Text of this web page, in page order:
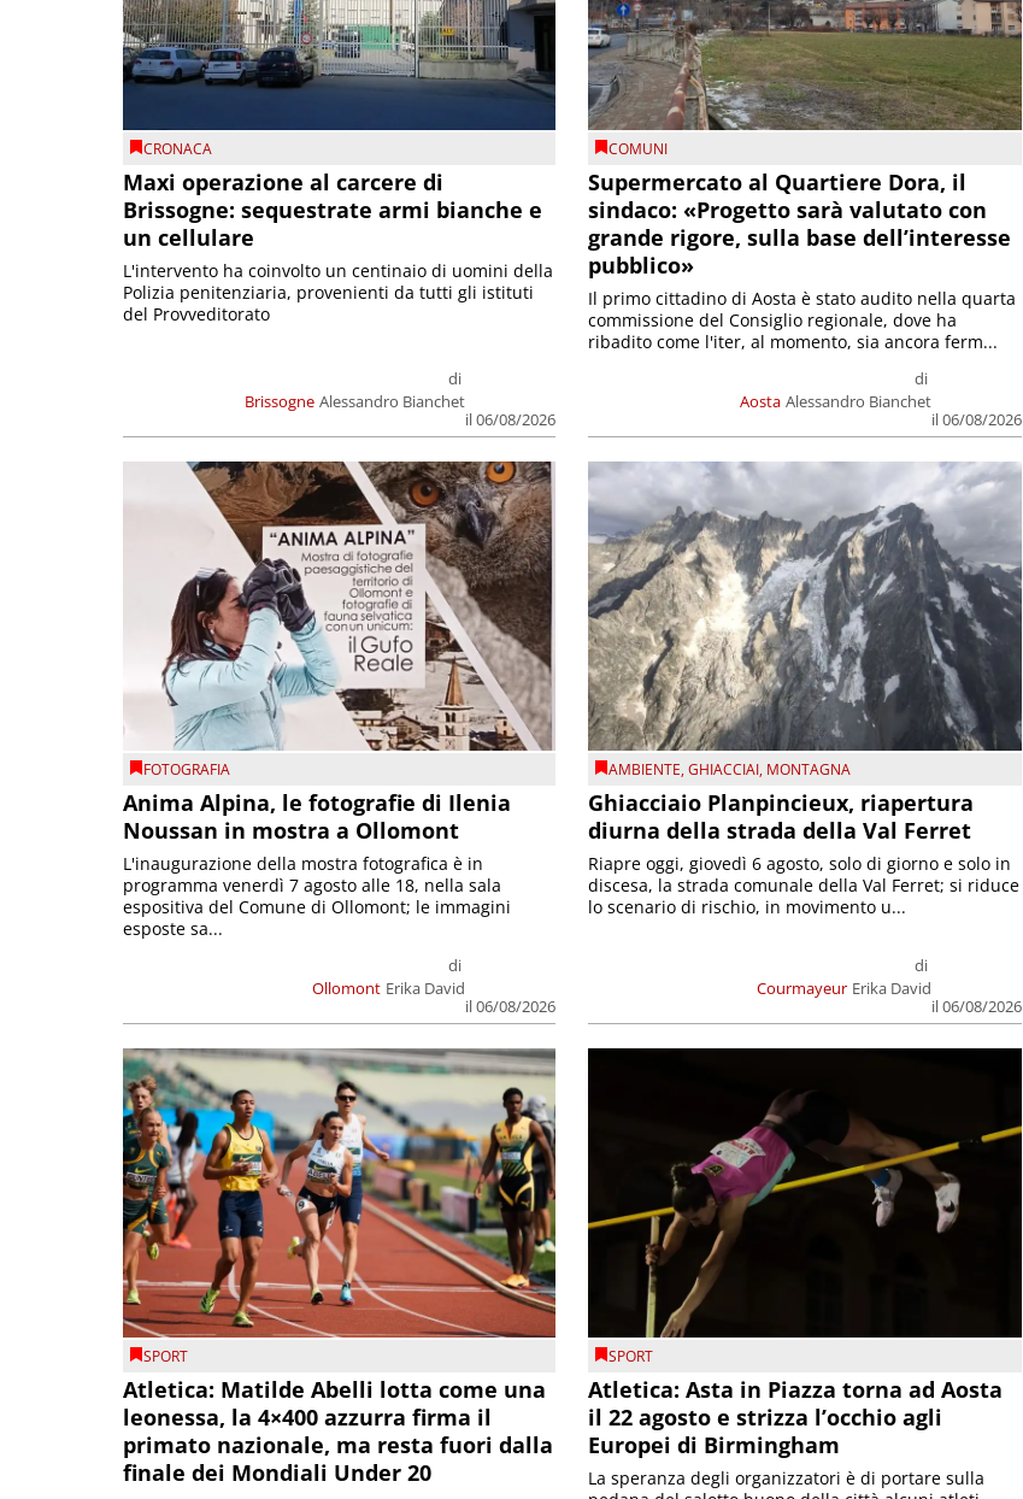
CRONACA
Maxi operazione al carcere di
Brissogne: sequestrate armi bianche e
un cellulare
Brissogne
di
Alessandro Bianchet
il 06/08/2026
L'intervento ha coinvolto un centinaio di uomini della
Polizia penitenziaria, provenienti da tutti gli istituti
del Provveditorato
COMUNI
Supermercato al Quartiere Dora, il
sindaco: «Progetto sarà valutato con
grande rigore, sulla base dell’interesse
pubblico»
Aosta
di
Alessandro Bianchet
il 06/08/2026
Il primo cittadino di Aosta è stato audito nella quarta
commissione del Consiglio regionale, dove ha
ribadito come l'iter, al momento, sia ancora ferm...
FOTOGRAFIA
Anima Alpina, le fotografie di Ilenia
Noussan in mostra a Ollomont
Ollomont
di
Erika David
il 06/08/2026
L'inaugurazione della mostra fotografica è in
programma venerdì 7 agosto alle 18, nella sala
espositiva del Comune di Ollomont; le immagini
esposte sa...
AMBIENTE,GHIACCIAI, MONTAGNA
Ghiacciaio Planpincieux, riapertura
diurna della strada della Val Ferret
Courmayeur
di
Erika David
il 06/08/2026
Riapre oggi, giovedì 6 agosto, solo di giorno e solo in
discesa, la strada comunale della Val Ferret; si riduce
lo scenario di rischio, in movimento u...
SPORT
Atletica: Matilde Abelli lotta come una
leonessa, la 4×400 azzurra firma il
primato nazionale, ma resta fuori dalla
finale dei Mondiali Under 20
SPORT
Atletica: Asta in Piazza torna ad Aosta
il 22 agosto e strizza l’occhio agli
Europei di Birmingham
La speranza degli organizzatori è di portare sulla